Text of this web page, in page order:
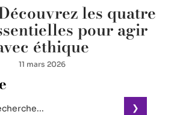
les quatre
pour agir
éthique
11 mars 2026